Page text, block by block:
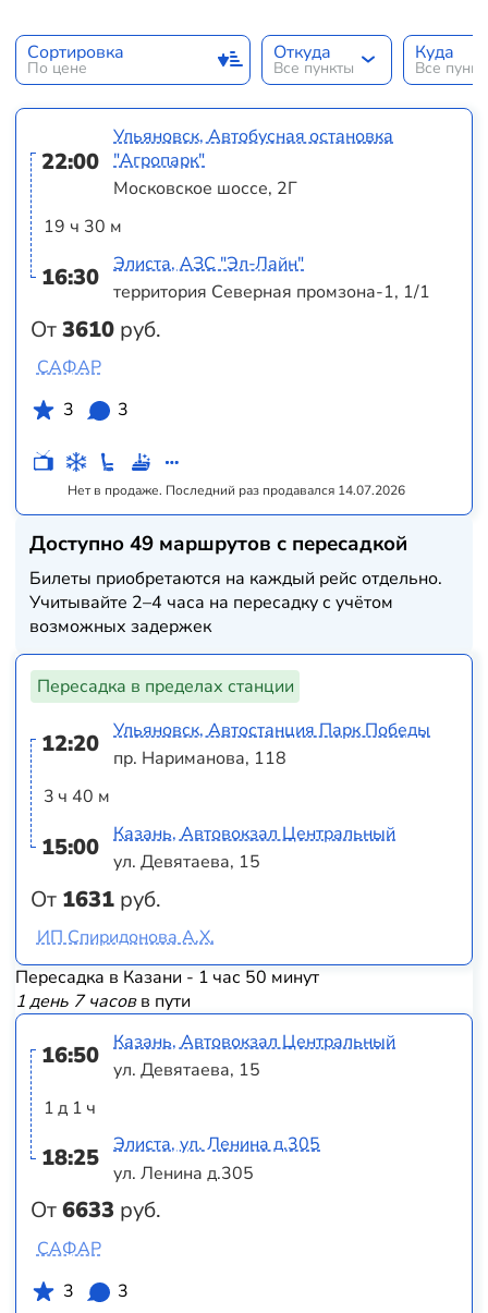
Сортировка
По цене
Откуда
Все пункты
Куда
Все
22:00
19 ч 30 м
16:30
От3610 руб.
Ульяновск, Автобусная остановка
"Агропарк"
Московское шоссе, 2Г
Элиста, АЗС "Эл-Лайн"
территория Северная промзона-1, 1/1
Нет в продаже. Последний раз продавался 14.07.2026
САФАР
3
3
Доступно 49 маршрутов с пересадкой
Билеты приобретаются на каждый рейс отдельно.
Учитывайте 2–4 часа на пересадку с учётом
возможных задержек
Пересадка в пределах станции
12:20
3 ч 40 м
15:00
От 1631 руб.
Ульяновск, Автостанция Парк Победы
пр. Нариманова, 118
Казань, Автовокзал Центральный
ул. Девятаева, 15
ИП Спиридонова А.Х.
Пересадка в Казани - 1 час 50 минут
1 день 7 часовв пути
16:50
1 д 1 ч
18:25
От6633 руб.
Казань, Автовокзал Центральный
ул. Девятаева, 15
Элиста, ул. Ленина д.305
ул. Ленина д.305
САФАР
3
3